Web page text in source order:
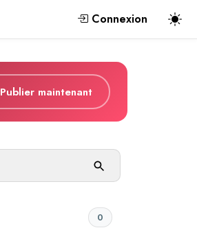
Connexion
Publier maintenant
0